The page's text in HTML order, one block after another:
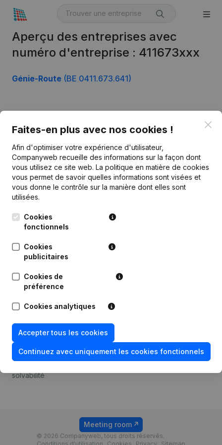
Aperçu des entreprises avec
numéro d'entreprise : 411673xxx
Génie-Route (BE 0411.673.641)
Faites-en plus avec nos cookies !
Afin d'optimiser votre expérience d'utilisateur,
Companyweb recueille des informations sur la façon dont
vous utilisez ce site web. La politique en matière de cookies
vous permet de savoir quelles informations sont visées et
vous donne le contrôle sur la manière dont elles sont
utilisées.
Cookies
fonctionnels
Cookies
publicitaires
Cookies de
préférence
Cookies analytiques
Accepter tous les cookies
Continuez avec uniquement les cookies fonctionnels
Français
Kantorenpark Everest
Leuvensesteenweg
1800 Vilvoorde
Informations d’entreprise
Monitoring
Recherche internationale
Prospection
Compliance et prévention
de la fraude
Consulter des comptes
Recherche de numéro de
TVA
solvabilité
Tarifs
© 2026 Companyweb, tous droits réservés.
Meeting room